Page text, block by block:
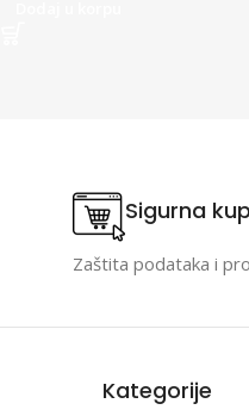
Sigurna
Zaštita podataka i
Kategorije